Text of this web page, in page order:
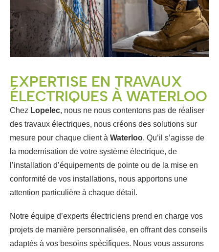
EXPERTISE EN TRAVAUX
ÉLECTRIQUES À WATERLOO
Chez Lopelec, nous ne nous contentons pas de réaliser
des travaux électriques, nous créons des solutions sur
mesure pour chaque client à Waterloo. Qu’il s’agisse de
la modernisation de votre système électrique, de
l’installation d’équipements de pointe ou de la mise en
conformité de vos installations, nous apportons une
attention particulière à chaque détail.
Notre équipe d’experts électriciens prend en charge vos
projets de manière personnalisée, en offrant des conseils
adaptés à vos besoins spécifiques. Nous vous assurons